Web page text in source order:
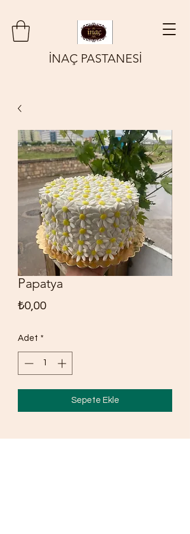
İNAÇ PASTANESİ
Papatya
₺0,00Fiyat
Adet *
Sepete Ekle